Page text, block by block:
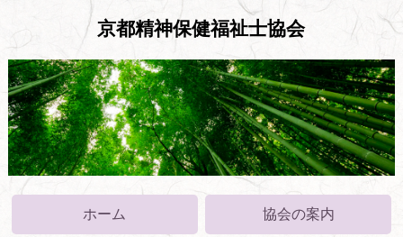
京都精神保健福祉士協会
ホーム 協会の案内